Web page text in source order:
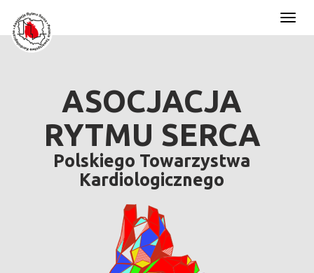
ASOCJACJA
RYTMU SERCA
Polskiego Towarzystwa
Kardiologicznego